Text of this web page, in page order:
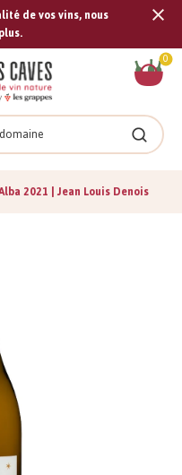
de vos vins, nous
0
2021 | Jean Louis Denois